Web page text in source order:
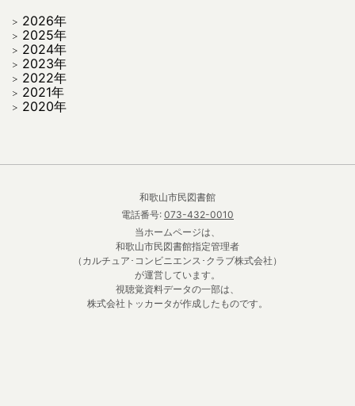
2026年
2025年
2024年
2023年
2022年
2021年
2020年
和歌山市民図書館
電話番号: 073-432-0010
当ホームページは、
和歌山市民図書館指定管理者
（カルチュア･コンビニエンス･クラブ株式会社）
が運営しています。
視聴覚資料データの一部は、
株式会社トッカータが作成したものです。